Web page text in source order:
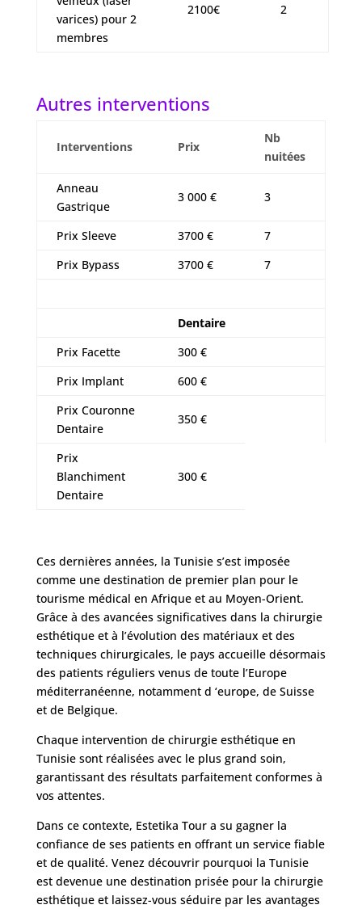
varices) pour 2
membres
2100€ 2
Autres interventions
Interventions Prix
Nb
nuitées
Anneau
Gastrique
3 000 € 3
Prix Sleeve 3700 €
7
Prix Bypass
3700 € 7
Dentaire
Prix Facette
300 €
Prix Implant
600 €
Prix Couronne
Dentaire
350 €
Prix
Blanchiment
Dentaire
300 €
Ces dernières années, la Tunisie s’est imposée
comme une destination de premier plan pour le
tourisme médical en Afrique et au Moyen-Orient.
Grâce à des avancées significatives dans la chirurgie
esthétique et à l’évolution des matériaux et des
techniques chirurgicales, le pays accueille désormais
des patients réguliers venus de toute l’Europe
méditerranéenne, notamment d ‘europe, de Suisse
et de Belgique.
Chaque intervention de chirurgie esthétique en
Tunisie sont réalisées avec le plus grand soin,
garantissant des résultats parfaitement conformes à
vos attentes.
Dans ce contexte, Estetika Tour a su gagner la
confiance de ses patients en offrant un service fiable
et de qualité. Venez découvrir pourquoi la Tunisie
est devenue une destination prisée pour la chirurgie
esthétique et laissez-vous séduire par les avantages